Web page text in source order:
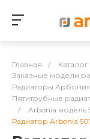
Главная /
Заказные модели
Радиаторы
Пятитрубные
/
Arbonia модель
Радиатор Arbonia